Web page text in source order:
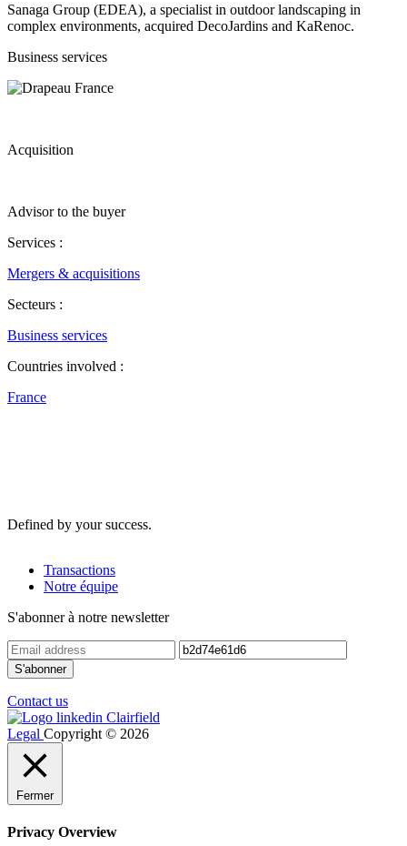
Sanaga Group (EDEA), a specialist in outdoor landscaping in
complex environments, acquired DecoJardins and KaRenoc.
Business services
Acquisition
Advisor to the buyer
Services :
Mergers & acquisitions
Secteurs :
Business services
Countries involved :
France
Defined by your success.
Transactions
Notre équipe
S'abonner à notre newsletter
Contact us
Legal Copyright © 2026
Fermer
Privacy Overview